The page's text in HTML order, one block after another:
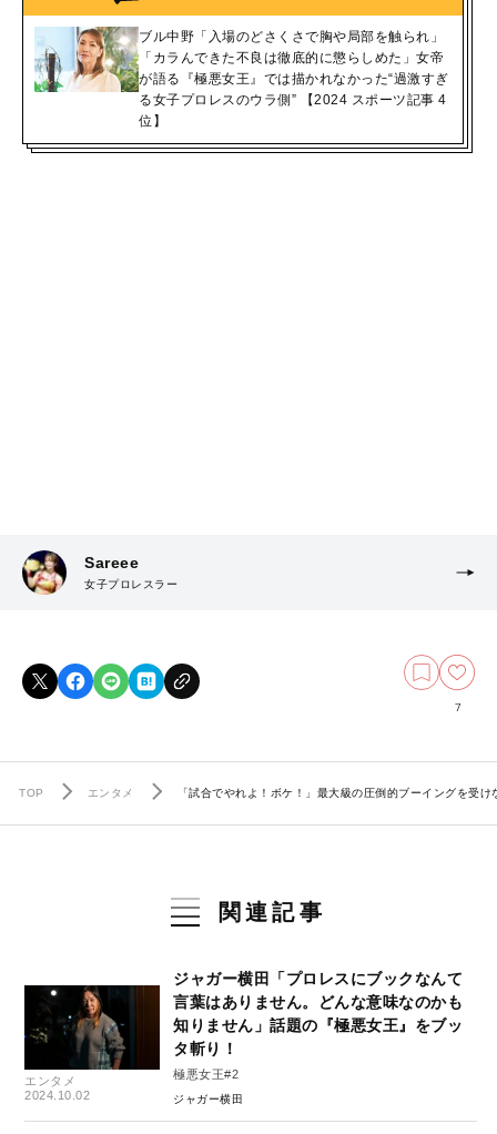
ブル中野「入場のどさくさで胸や局部を触られ」
「カラんできた不良は徹底的に懲らしめた」女帝
が語る『極悪女王』では描かれなかった“過激すぎ
る女子プロレスのウラ側” 【2024 スポーツ記事 4
位】
Sareee
女子プロレスラー
7
TOP エンタメ 「試合でやれよ！ボケ！」最大級の圧倒的ブーイングを受
関連記事
エンタメ
2024.10.02
ジャガー横田「プロレスにブックなんて
言葉はありません。どんな意味なのかも
知りません」話題の『極悪女王』をブッ
タ斬り！
極悪女王#2
ジャガー横田